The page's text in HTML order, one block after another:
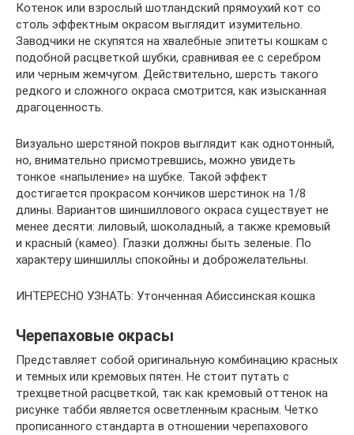
Котенок или взрослый шотландский прямоухий кот со
столь эффектным окрасом выглядит изумительно.
Заводчики не скупятся на хвалебные эпитеты кошкам с
подобной расцветкой шубки, сравнивая ее с серебром
или черным жемчугом. Действительно, шерсть такого
редкого и сложного окраса смотрится, как изысканная
драгоценность.
Визуально шерстяной покров выглядит как однотонный,
но, внимательно присмотревшись, можно увидеть
тонкое «напыление» на шубке. Такой эффект
достигается прокрасом кончиков шерстинок на 1/8
длины. Вариантов шиншиллового окраса существует не
менее десяти: лиловый, шоколадный, а также кремовый
и красный (камео). Глазки должны быть зеленые. По
характеру шиншиллы спокойны и доброжелательны.
ИНТЕРЕСНО УЗНАТЬ: Утонченная Абиссинская кошка
Черепаховые окрасы
Представляет собой оригинальную комбинацию красных
и темных или кремовых пятен. Не стоит путать с
трехцветной расцветкой, так как кремовый оттенок на
рисунке табби является осветленным красным. Четко
прописанного стандарта в отношении черепахового